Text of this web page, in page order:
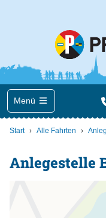
Menü
Start Alle Fahrten
Anlegestelle